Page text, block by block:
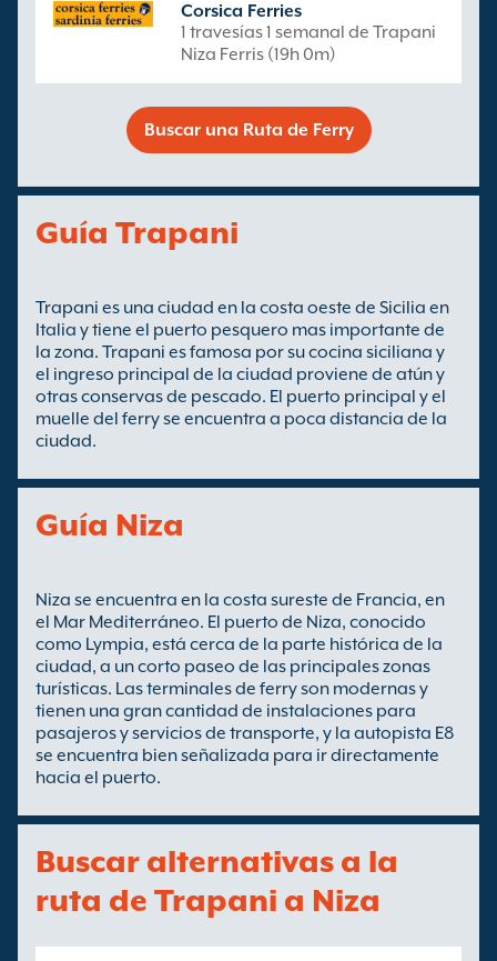
Corsica Ferries
1 travesías 1 semanal de Trapani
Niza Ferris (19h 0m)
Buscar una Ruta de Ferry
Guía Trapani
Trapani es una ciudad en la costa oeste de Sicilia en
Italia y tiene el puerto pesquero mas importante de
la zona. Trapani es famosa por su cocina siciliana y
el ingreso principal de la ciudad proviene de atún y
otras conservas de pescado. El puerto principal y el
muelle del ferry se encuentra a poca distancia de la
ciudad.
Guía Niza
Niza se encuentra en la costa sureste de Francia, en
el Mar Mediterráneo. El puerto de Niza, conocido
como Lympia, está cerca de la parte histórica de la
ciudad, a un corto paseo de las principales zonas
turísticas. Las terminales de ferry son modernas y
tienen una gran cantidad de instalaciones para
pasajeros y servicios de transporte, y la autopista E8
se encuentra bien señalizada para ir directamente
hacia el puerto.
Buscar alternativas a la
ruta de Trapani a Niza